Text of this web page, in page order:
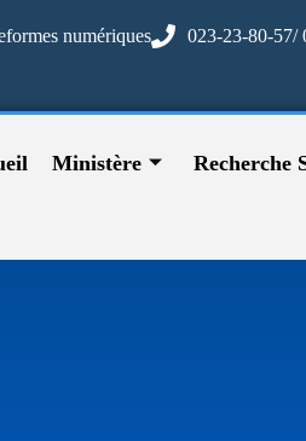
numériques 023-23-80-57/
Ministère Recherche